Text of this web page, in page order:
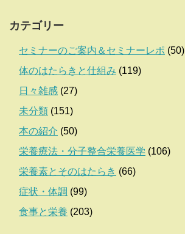
カテゴリー
セミナーのご案内＆セミナーレポ (50)
体のはたらきと仕組み (119)
日々雑感 (27)
未分類 (151)
本の紹介 (50)
栄養療法・分子整合栄養医学 (106)
栄養素とそのはたらき (66)
症状・体調 (99)
食事と栄養 (203)